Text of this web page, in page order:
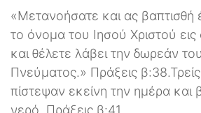
«Μετανοήσατε και ας βαπτισθή
το όνομα του Ιησού Χριστού
και θέλετε λάβει την δωρεάν
Πνεύματος.» Πράξεις
πίστεψαν εκείνη την ημέρα και
νερό. Πράξεις β:41.